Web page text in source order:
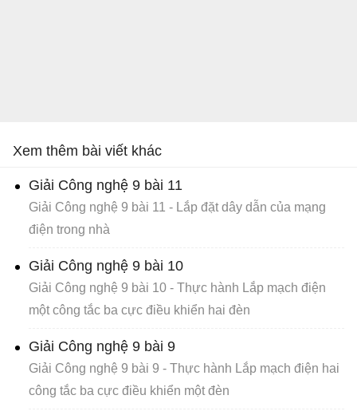
Xem thêm bài viết khác
Giải Công nghệ 9 bài 11
Giải Công nghệ 9 bài 11 - Lắp đặt dây dẫn của mạng
điện trong nhà
Giải Công nghệ 9 bài 10
Giải Công nghệ 9 bài 10 - Thực hành Lắp mạch điện
một công tắc ba cực điều khiển hai đèn
Giải Công nghệ 9 bài 9
Giải Công nghệ 9 bài 9 - Thực hành Lắp mạch điện hai
công tắc ba cực điều khiển một đèn